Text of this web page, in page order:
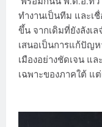
ทำงานเป็นทีม และเ
ขึ้น จากเดิมที่ยังลังเ
เสนอเป็นการแก้ปัญ
เมืองอย่างชัดเจน แ
เฉพาะของภาคใต้ แ